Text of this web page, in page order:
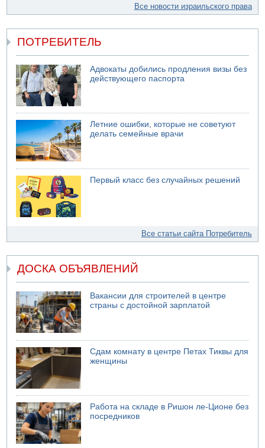
Все новости израильского права
ПОТРЕБИТЕЛЬ
Адвокаты добились продления визы без
действующего паспорта
Летние ошибки, которые не советуют
делать семейные врачи
Первый класс без случайных решений
Все статьи сайта Потребитель
ДОСКА ОБЪЯВЛЕНИЙ
Вакансии для строителей в центре
страны с достойной зарплатой
Сдам комнату в центре Петах Тиквы для
женщины
Работа на складе в Ришон ле-Ционе без
посредников